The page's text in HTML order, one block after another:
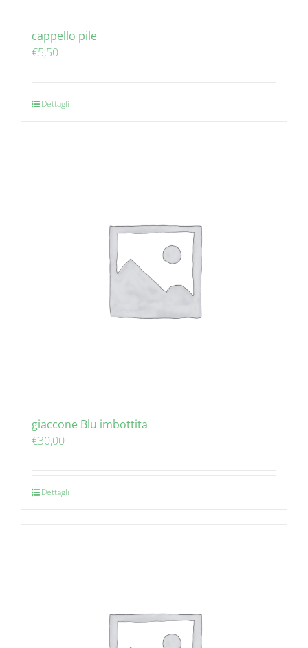
cappello pile
€5,50
Dettagli
giaccone Blu imbottita
€30,00
Dettagli